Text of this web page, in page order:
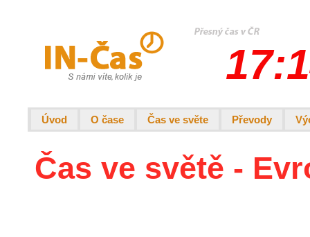
Úvod O čase Čas ve světe Převody
Čas ve světě -